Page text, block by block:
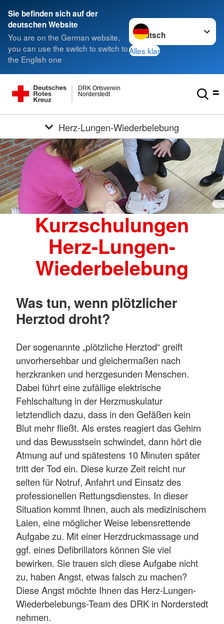
Sie befinden sich auf der
deutschen Website
You are on the German website,
you can use the switch to switch to
the English one
Sprache wechseln zu
Alles klar
Norderstedt
DRK Ortsverein
Herz-Lungen-Wiederbelebung
Kurzschulungen
Herz-Lungen-
Wiederbelebung
Was tun, wenn plötzlicher
Herztod droht?
Der sogenannte „plötzliche Herztod“ greift
unvorhersehbar und gleichermaßen nach
herzkranken und herzgesunden Menschen.
Dabei führt eine zufällige elektrische
Fehlschaltung in der Herzmuskulatur
letztendlich dazu, dass in den Gefäßen kein
Blut mehr fließt. Als erstes reagiert das Gehirn
und das Bewusstsein schwindet, dann hört die
Atmung auf und spätestens 10 Minuten später
tritt der Tod ein. Diese kurze Zeit reicht nur
selten für Notruf, Anfahrt und Einsatz des
professionellen Rettungsdienstes. In dieser
Situation kommt Ihnen, auch als medizinischem
Laien, eine möglicher Weise lebensrettende
Aufgabe zu. Mit einer Herzdruckmassage und
ggf. eines Defibrillators können Sie viel
bewirken. Sie trauen sich diese Aufgabe nicht
zu, haben Angst, etwas falsch zu machen?
Diese Angst möchte Ihnen das Herz-Lungen-
Wiederbelebungs-Team des DRK in Norderstedt
nehmen.